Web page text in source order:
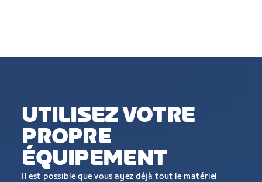
UTILISEZ VOTRE
PROPRE
ÉQUIPEMENT
Il est possible que vous ayez déjà tout le matériel